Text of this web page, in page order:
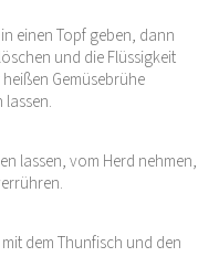
einen Topf geben, dann
und die Flüssigkeit
Gemüsebrühe
lassen, vom Herd nehmen,
dem Thunfisch und den